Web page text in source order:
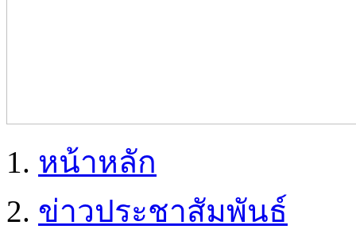
หน้าหลัก
ข่าวประชาสัมพันธ์